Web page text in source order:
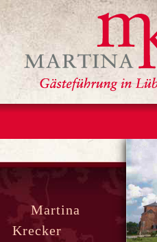
STADTFÜHRUNG
REISEBEGLEITUNG
Martina
Krecker